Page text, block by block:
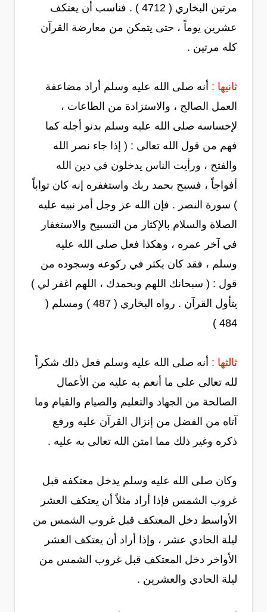
مرتين البخاري ( 4712 ) . فناسب أن يعتكف
عشرين يوماً ، حتى يتمكن من معارضة القرآن
كله مرتين .
ثانيها : أنه صلى الله عليه وسلم أراد مضاعفة
العمل الصالح ، والاستزادة من الطاعات ،
لإحساسه صلى الله عليه وسلم بدنو أجله كما
فهم من قول الله تعالى : ( إذا جاء نصر الله
والفتح ، ورأيت الناس يدخلون في دين الله
أفواجاً ، فسبح بحمد ربك واستغفره إنه كان تواباً
) سورة النصر . فإن الله عز وجل أمر نبيه عليه
الصلاة والسلام بالإكثار من التسبيح والاستغفار
في آخر عمره ، وهكذا فعل صلى الله عليه
وسلم ، فقد كان يكثر في ركوعه وسجوده من
قول : ( سبحانك اللهم وبحمدك ، اللهم اغفر لي )
يتأول القرآن . رواه البخاري ( 487 ) ومسلم (
484 )
ثالثها : أنه صلى الله عليه وسلم فعل ذلك شكراً
لله تعالى على ما أنعم به عليه من الأعمال
الصالحة من الجهاد والتعليم والصيام والقيام وما
آتاه من الفضل من إنزال القرآن عليه ورفع
ذكره وغير ذلك مما امتن الله تعالى به عليه .
وكان صلى الله عليه وسلم يدخل معتكفه قبل
غروب الشمس فإذا أراد مثلاً أن يعتكف العشر
الأواسط دخل المعتكف قبل غروب الشمس من
ليلة الحادي عشر ، وإذا أراد أن يعتكف العشر
الأواخر دخل المعتكف قبل غروب الشمس من
ليلة الحادي والعشرين .